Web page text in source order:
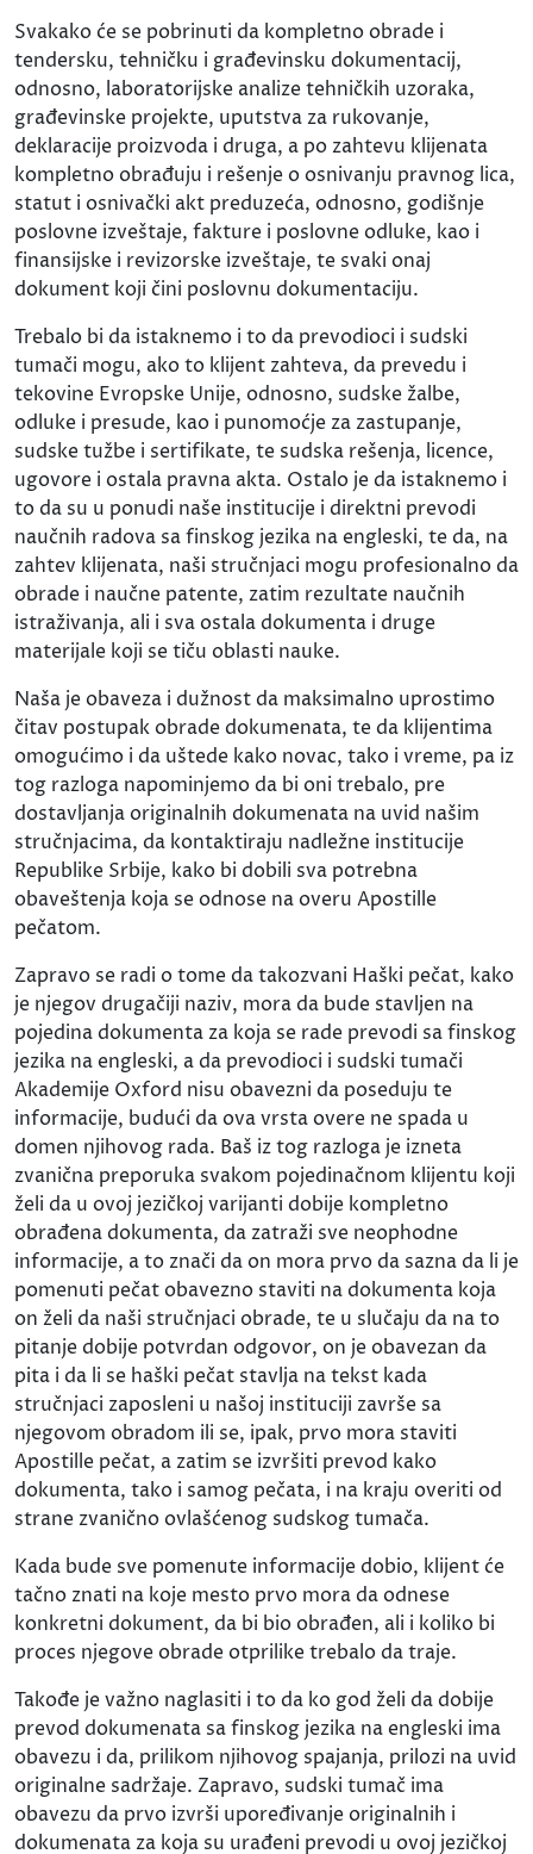
Svakako će se pobrinuti da kompletno obrade i
tendersku, tehničku i građevinsku dokumentacij,
odnosno, laboratorijske analize tehničkih uzoraka,
građevinske projekte, uputstva za rukovanje,
deklaracije proizvoda i druga, a po zahtevu klijenata
kompletno obrađuju i rešenje o osnivanju pravnog lica,
statut i osnivački akt preduzeća, odnosno, godišnje
poslovne izveštaje, fakture i poslovne odluke, kao i
finansijske i revizorske izveštaje, te svaki onaj
dokument koji čini poslovnu dokumentaciju.
Trebalo bi da istaknemo i to da prevodioci i sudski
tumači mogu, ako to klijent zahteva, da prevedu i
tekovine Evropske Unije, odnosno, sudske žalbe,
odluke i presude, kao i punomoćje za zastupanje,
sudske tužbe i sertifikate, te sudska rešenja, licence,
ugovore i ostala pravna akta. Ostalo je da istaknemo i
to da su u ponudi naše institucije i direktni prevodi
naučnih radova sa finskog jezika na engleski, te da, na
zahtev klijenata, naši stručnjaci mogu profesionalno da
obrade i naučne patente, zatim rezultate naučnih
istraživanja, ali i sva ostala dokumenta i druge
materijale koji se tiču oblasti nauke.
Naša je obaveza i dužnost da maksimalno uprostimo
čitav postupak obrade dokumenata, te da klijentima
omogućimo i da uštede kako novac, tako i vreme, pa iz
tog razloga napominjemo da bi oni trebalo, pre
dostavljanja originalnih dokumenata na uvid našim
stručnjacima, da kontaktiraju nadležne institucije
Republike Srbije, kako bi dobili sva potrebna
obaveštenja koja se odnose na overu Apostille
pečatom.
Zapravo se radi o tome da takozvani Haški pečat, kako
je njegov drugačiji naziv, mora da bude stavljen na
pojedina dokumenta za koja se rade prevodi sa finskog
jezika na engleski, a da prevodioci i sudski tumači
Akademije Oxford nisu obavezni da poseduju te
informacije, budući da ova vrsta overe ne spada u
domen njihovog rada. Baš iz tog razloga je izneta
zvanična preporuka svakom pojedinačnom klijentu koji
želi da u ovoj jezičkoj varijanti dobije kompletno
obrađena dokumenta, da zatraži sve neophodne
informacije, a to znači da on mora prvo da sazna da li je
pomenuti pečat obavezno staviti na dokumenta koja
on želi da naši stručnjaci obrade, te u slučaju da na to
pitanje dobije potvrdan odgovor, on je obavezan da
pita i da li se haški pečat stavlja na tekst kada
stručnjaci zaposleni u našoj instituciji završe sa
njegovom obradom ili se, ipak, prvo mora staviti
Apostille pečat, a zatim se izvršiti prevod kako
dokumenta, tako i samog pečata, i na kraju overiti od
strane zvanično ovlašćenog sudskog tumača.
Kada bude sve pomenute informacije dobio, klijent će
tačno znati na koje mesto prvo mora da odnese
konkretni dokument, da bi bio obrađen, ali i koliko bi
proces njegove obrade otprilike trebalo da traje.
Takođe je važno naglasiti i to da ko god želi da dobije
prevod dokumenata sa finskog jezika na engleski ima
obavezu i da, prilikom njihovog spajanja, prilozi na uvid
originalne sadržaje. Zapravo, sudski tumač ima
obavezu da prvo izvrši upoređivanje originalnih i
dokumenata za koja su urađeni prevodi u ovoj jezičkoj